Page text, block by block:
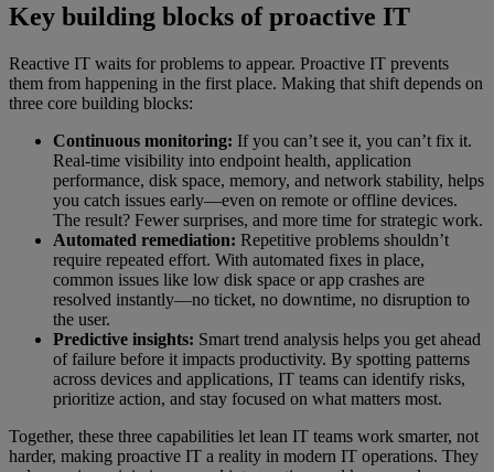
Key building blocks of proactive IT
Reactive IT waits for problems to appear. Proactive IT prevents
them from happening in the first place. Making that shift depends on
three core building blocks:
Continuous monitoring: If you can’t see it, you can’t fix it.
Real-time visibility into endpoint health, application
performance, disk space, memory, and network stability, helps
you catch issues early—even on remote or offline devices.
The result? Fewer surprises, and more time for strategic work.
Automated remediation: Repetitive problems shouldn’t
require repeated effort. With automated fixes in place,
common issues like low disk space or app crashes are
resolved instantly—no ticket, no downtime, no disruption to
the user.
Predictive insights: Smart trend analysis helps you get ahead
of failure before it impacts productivity. By spotting patterns
across devices and applications, IT teams can identify risks,
prioritize action, and stay focused on what matters most.
Together, these three capabilities let lean IT teams work smarter, not
harder, making proactive IT a reality in modern IT operations. They